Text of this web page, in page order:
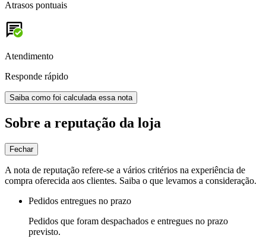
Atrasos pontuais
Atendimento
Responde rápido
Saiba como foi calculada essa nota
Sobre a reputação da loja
Fechar
A nota de reputação refere-se a vários critérios na experiência de
compra oferecida aos clientes. Saiba o que levamos a consideração.
Pedidos entregues no prazo
Pedidos que foram despachados e entregues no prazo
previsto.